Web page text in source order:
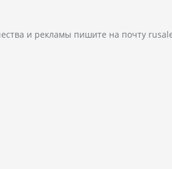
и рекламы пишите на почту